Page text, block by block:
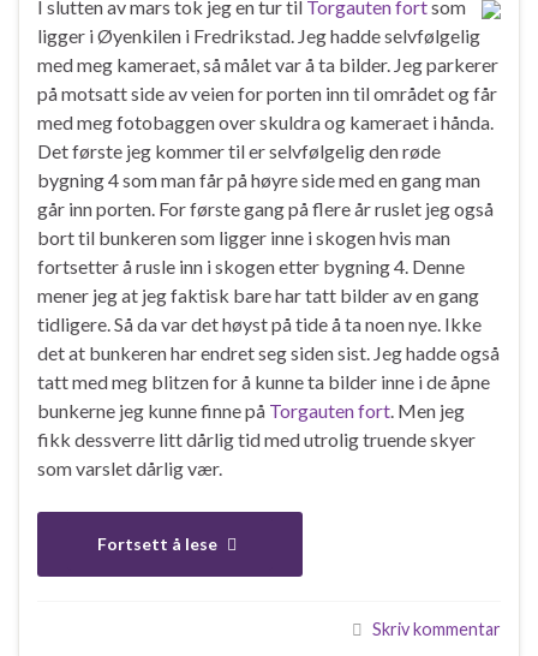
I slutten av mars tok jeg en tur til Torgauten fortsom
ligger i Øyenkilen i Fredrikstad. Jeg hadde selvfølgelig
med meg kameraet, så målet var å ta bilder. Jeg parkerer
på motsatt side av veien for porten inn til området og får
med meg fotobaggen over skuldra og kameraet i hånda.
Det første jeg kommer til er selvfølgelig den røde
bygning 4 som man får på høyre side med en gang man
går inn porten. For første gang på flere år ruslet jeg også
bort til bunkeren som ligger inne i skogen hvis man
fortsetter å rusle inn i skogen etter bygning 4. Denne
mener jeg at jeg faktisk bare har tatt bilder av en gang
tidligere. Så da var det høyst på tide å ta noen nye. Ikke
det at bunkeren har endret seg siden sist. Jeg hadde også
tatt med meg blitzen for å kunne ta bilder inne i de åpne
bunkerne jeg kunne finne på Torgauten fort . Men jeg
fikk dessverre litt dårlig tid med utrolig truende skyer
som varslet dårlig vær.
Fortsett å lese
Skriv kommentar